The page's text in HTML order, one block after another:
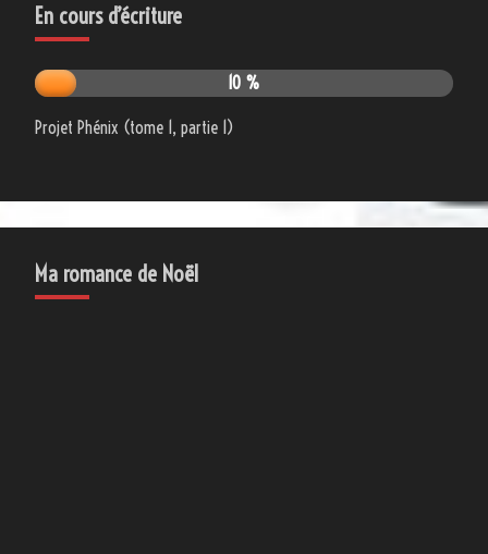
En cours d’écriture
10 %
Projet Phénix (tome 1, partie 1)
Ma romance de Noël